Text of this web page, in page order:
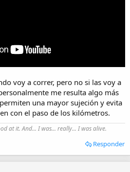
voy a correr, pero no si las voy a
me resulta algo más
una mayor sujeción y evita
con el paso de los kilómetros.
at it. And... I was... really... I was alive.
Responder